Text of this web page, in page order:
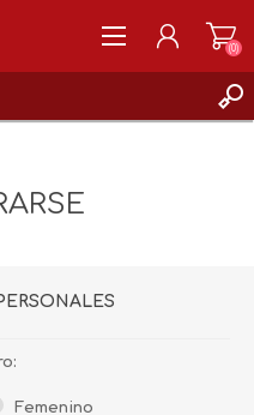
(0)
Femenino